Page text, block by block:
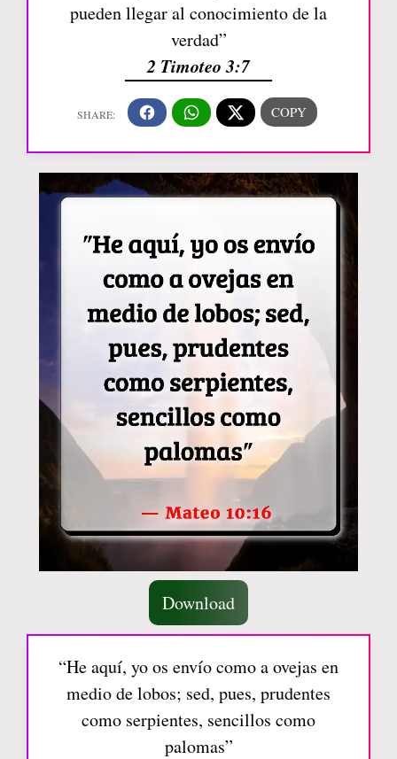
pueden llegar al conocimiento de la
verdad”
2 Timoteo 3:7
Download
“He aquí, yo os envío como a ovejas en
medio de lobos; sed, pues, prudentes
como serpientes, sencillos como
palomas”